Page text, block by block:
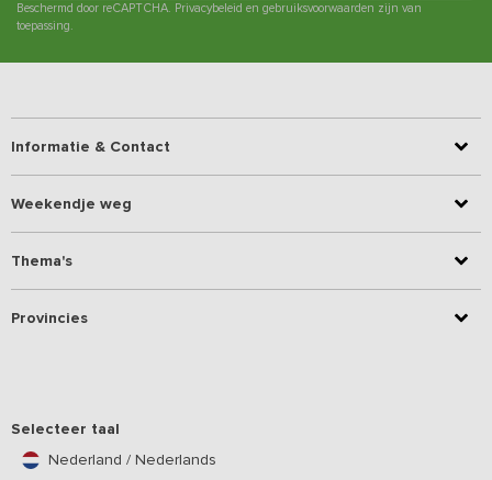
Beschermd door reCAPTCHA. Privacybeleid en gebruiksvoorwaarden zijn van
toepassing.
Informatie & Contact
Weekendje weg
Thema's
Provincies
Selecteer taal
Nederland / Nederlands